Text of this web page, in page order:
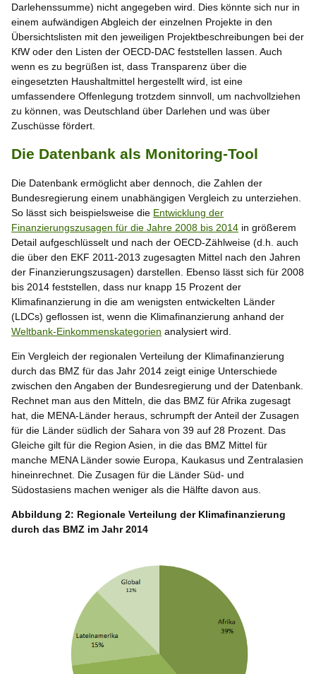
Darlehenssumme) nicht angegeben wird. Dies könnte sich nur in
einem aufwändigen Abgleich der einzelnen Projekte in den
Übersichtslisten mit den jeweiligen Projektbeschreibungen bei der
KfW oder den Listen der OECD-DAC feststellen lassen. Auch
wenn es zu begrüßen ist, dass Transparenz über die
eingesetzten Haushaltmittel hergestellt wird, ist eine
umfassendere Offenlegung trotzdem sinnvoll, um nachvollziehen
zu können, was Deutschland über Darlehen und was über
Zuschüsse fördert.
Die Datenbank als Monitoring-Tool
Die Datenbank ermöglicht aber dennoch, die Zahlen der
Bundesregierung einem unabhängigen Vergleich zu unterziehen.
So lässt sich beispielsweise die Entwicklung der
Finanzierungszusagen für die Jahre 2008 bis 2014 in größerem
Detail aufgeschlüsselt und nach der OECD-Zählweise (d.h. auch
die über den EKF 2011-2013 zugesagten Mittel nach den Jahren
der Finanzierungszusagen) darstellen. Ebenso lässt sich für 2008
bis 2014 feststellen, dass nur knapp 15 Prozent der
Klimafinanzierung in die am wenigsten entwickelten Länder
(LDCs) geflossen ist, wenn die Klimafinanzierung anhand der
Weltbank-Einkommenskategorien analysiert wird.
Ein Vergleich der regionalen Verteilung der Klimafinanzierung
durch das BMZ für das Jahr 2014 zeigt einige Unterschiede
zwischen den Angaben der Bundesregierung und der Datenbank.
Rechnet man aus den Mitteln, die das BMZ für Afrika zugesagt
hat, die MENA-Länder heraus, schrumpft der Anteil der Zusagen
für die Länder südlich der Sahara von 39 auf 28 Prozent. Das
Gleiche gilt für die Region Asien, in die das BMZ Mittel für
manche MENA Länder sowie Europa, Kaukasus und Zentralasien
hineinrechnet. Die Zusagen für die Länder Süd- und
Südostasiens machen weniger als die Hälfte davon aus.
Abbildung 2: Regionale Verteilung der Klimafinanzierung
durch das BMZ im Jahr 2014